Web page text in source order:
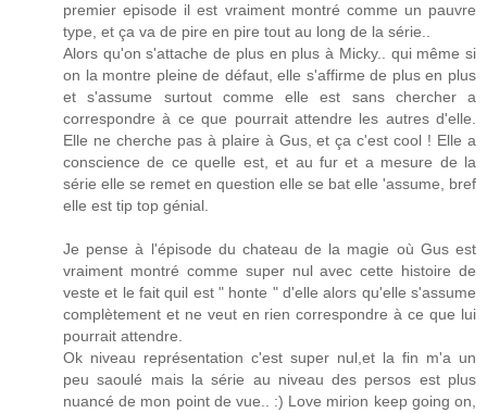
premier episode il est vraiment montré comme un pauvre
type, et ça va de pire en pire tout au long de la série..
Alors qu'on s'attache de plus en plus à Micky.. qui même si
on la montre pleine de défaut, elle s'affirme de plus en plus
et s'assume surtout comme elle est sans chercher a
correspondre à ce que pourrait attendre les autres d'elle.
Elle ne cherche pas à plaire à Gus, et ça c'est cool ! Elle a
conscience de ce quelle est, et au fur et a mesure de la
série elle se remet en question elle se bat elle 'assume, bref
elle est tip top génial.
Je pense à l'épisode du chateau de la magie où Gus est
vraiment montré comme super nul avec cette histoire de
veste et le fait quil est " honte " d'elle alors qu'elle s'assume
complètement et ne veut en rien correspondre à ce que lui
pourrait attendre.
Ok niveau représentation c'est super nul,et la fin m'a un
peu saoulé mais la série au niveau des persos est plus
nuancé de mon point de vue.. :) Love mirion keep going on,